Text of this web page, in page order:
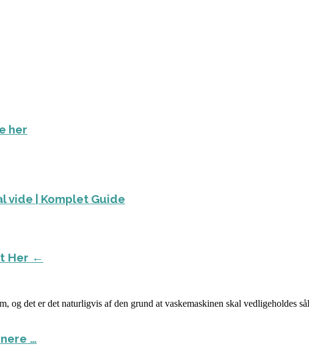
her
vide | Komplet Guide
Her ←
og det er det naturligvis af den grund at vaskemaskinen skal vedligeholdes
…